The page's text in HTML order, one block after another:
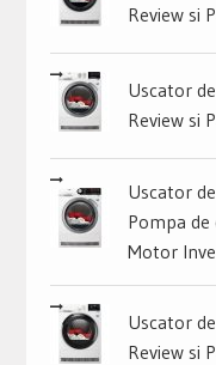
Review si
Uscator
Review si
Uscator
Pompa de
Motor
Uscator
Review si